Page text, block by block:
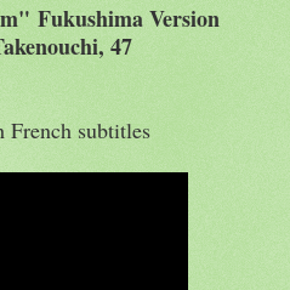
Fukushima Version
47
subtitles